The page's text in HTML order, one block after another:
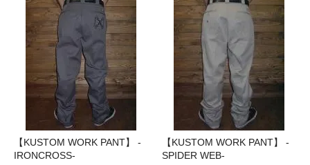
【KUSTOM WORK PANT】 -
IRONCROSS-
【KUSTOM WORK PANT】 -
SPIDER WEB-